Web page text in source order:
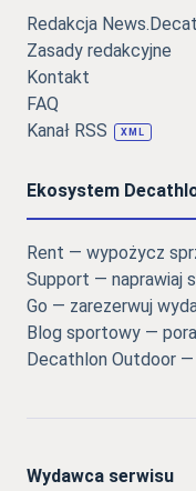
Redakcja
Zasady redakcyjne
Kontakt
FAQ
Kanał RSS
XML
Ekosystem
Rent — wypożycz
Support — naprawiaj
Go — zarezerwuj
Blog sportowy —
Decathlon Outdoor
Wydawca serwisu